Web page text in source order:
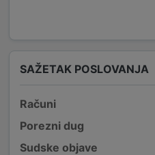
SAŽETAK POSLOVANJA
Računi
Porezni dug
Sudske objave